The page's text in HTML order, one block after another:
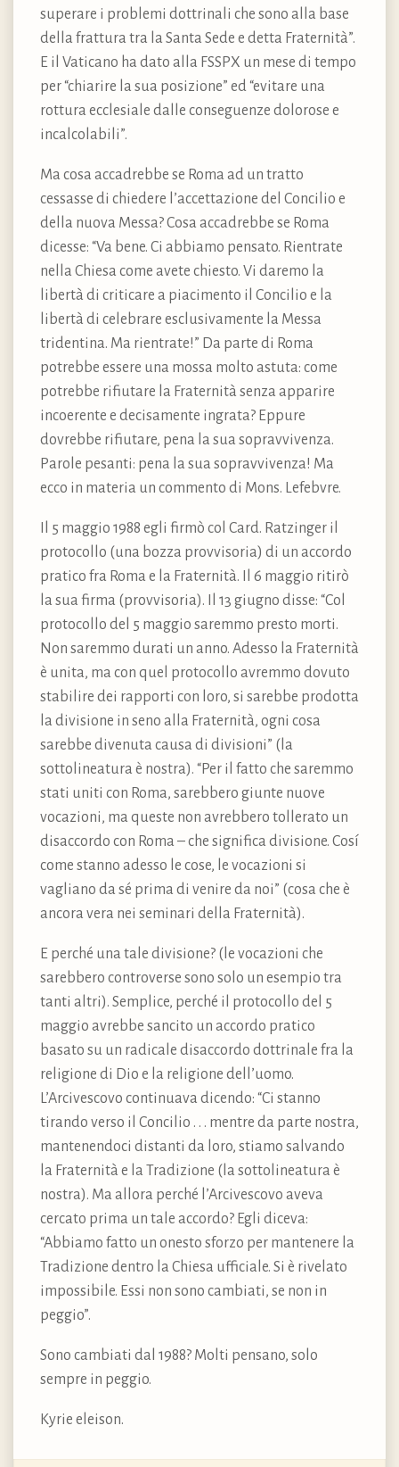
superare i problemi dottrinali che sono alla base
della frattura tra la Santa Sede e detta Fraternità”.
E il Vaticano ha dato alla FSSPX un mese di tempo
per “chiarire la sua posizione” ed “evitare una
rottura ecclesiale dalle conseguenze dolorose e
incalcolabili”.
Ma cosa accadrebbe se Roma ad un tratto
cessasse di chiedere l’accettazione del Concilio e
della nuova Messa? Cosa accadrebbe se Roma
dicesse: “Va bene. Ci abbiamo pensato. Rientrate
nella Chiesa come avete chiesto. Vi daremo la
libertà di criticare a piacimento il Concilio e la
libertà di celebrare esclusivamente la Messa
tridentina. Ma rientrate!” Da parte di Roma
potrebbe essere una mossa molto astuta: come
potrebbe rifiutare la Fraternità senza apparire
incoerente e decisamente ingrata? Eppure
dovrebbe rifiutare, pena la sua sopravvivenza.
Parole pesanti: pena la sua sopravvivenza! Ma
ecco in materia un commento di Mons. Lefebvre.
Il 5 maggio 1988 egli firmò col Card. Ratzinger il
protocollo (una bozza provvisoria) di un accordo
pratico fra Roma e la Fraternità. Il 6 maggio ritirò
la sua firma (provvisoria). Il 13 giugno disse: “Col
protocollo del 5 maggio saremmo presto morti.
Non saremmo durati un anno. Adesso la Fraternità
è unita, ma con quel protocollo avremmo dovuto
stabilire dei rapporti con loro, si sarebbe prodotta
la divisione in seno alla Fraternità, ogni cosa
sarebbe divenuta causa di divisioni” (la
sottolineatura è nostra). “Per il fatto che saremmo
stati uniti con Roma, sarebbero giunte nuove
vocazioni, ma queste non avrebbero tollerato un
disaccordo con Roma – che significa divisione. Cosí
come stanno adesso le cose, le vocazioni si
vagliano da sé prima di venire da noi” (cosa che è
ancora vera nei seminari della Fraternità).
E perché una tale divisione? (le vocazioni che
sarebbero controverse sono solo un esempio tra
tanti altri). Semplice, perché il protocollo del 5
maggio avrebbe sancito un accordo pratico
basato su un radicale disaccordo dottrinale fra la
religione di Dio e la religione dell’uomo.
L’Arcivescovo continuava dicendo: “Ci stanno
tirando verso il Concilio . . . mentre da parte nostra,
mantenendoci distanti da loro, stiamo salvando
la Fraternità e la Tradizione (la sottolineatura è
nostra). Ma allora perché l’Arcivescovo aveva
cercato prima un tale accordo? Egli diceva:
“Abbiamo fatto un onesto sforzo per mantenere la
Tradizione dentro la Chiesa ufficiale. Si è rivelato
impossibile. Essi non sono cambiati, se non in
peggio”.
Sono cambiati dal 1988? Molti pensano, solo
sempre in peggio.
Kyrie eleison.